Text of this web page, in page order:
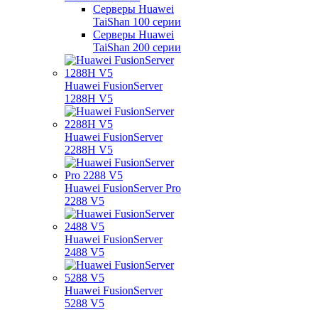
Серверы Huawei
TaiShan 100 серии
Серверы Huawei
TaiShan 200 серии
Huawei FusionServer
1288H V5
Huawei FusionServer
2288H V5
Huawei FusionServer Pro
2288 V5
Huawei FusionServer
2488 V5
Huawei FusionServer
5288 V5